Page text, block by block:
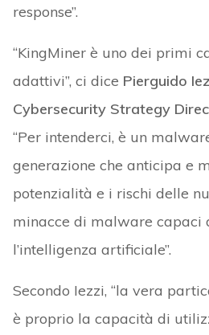
response”.
“KingMiner è uno dei primi
adattivi”, ci dice Pierguido
Cybersecurity Strategy
“Per intenderci, è un
generazione che anticipa e
potenzialità e i rischi delle
minacce di malware capaci
l’intelligenza artificiale”.
Secondo Iezzi, “la vera
è proprio la capacità di